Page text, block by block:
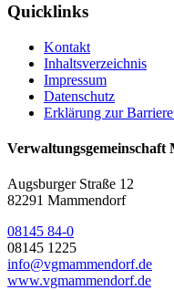
Quicklinks
Kontakt
Inhaltsverzeichnis
Impressum
Datenschutz
Erklärung zur
Verwaltungsgemeinschaft
Augsburger Straße 12
82291 Mammendorf
08145 84-0
08145 1225
info@vgmammendorf.de
www.vgmammendorf.de